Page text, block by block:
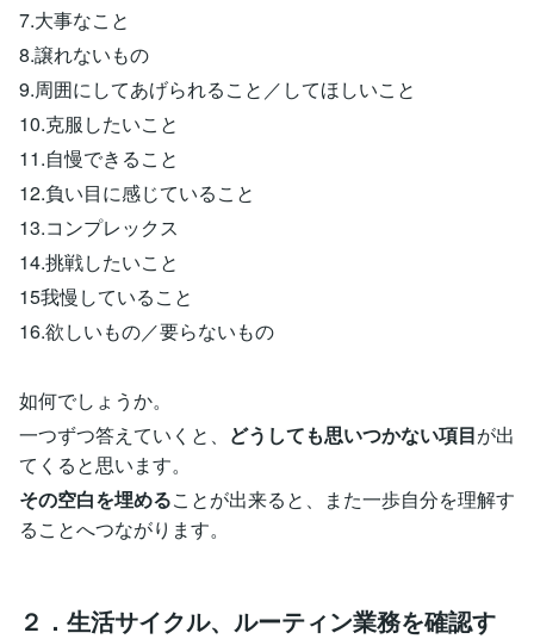
7.大事なこと
8.譲れないもの
9.周囲にしてあげられること／してほしいこと
10.克服したいこと
11.自慢できること
12.負い目に感じていること
13.コンプレックス
14.挑戦したいこと
15我慢していること
16.欲しいもの／要らないもの
如何でしょうか。
一つずつ答えていくと、 どうしても思いつかない項目が出
てくると思います。
その空白を埋めることが出来ると、また一歩自分を理解す
ることへつながります。
２．生活サイクル、ルーティン業務を確認す